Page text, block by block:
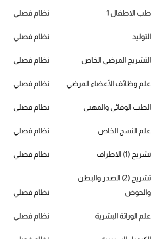
طب الاطفال 1 نظام فصلي
التوليد نظام فصلي
التشريح المرضي الخاص نظام فصلي
علم وظائف الأعضاء المرضي نظام فصلي
الطب الوقائي والمهني نظام فصلي
علم النسج الخاص نظام فصلي
تشريح (1) الاطراف نظام فصلي
تشريح (2) الصدر والبطن
والحوض
نظام فصلي
علم الوراثة البشرية نظام فصلي